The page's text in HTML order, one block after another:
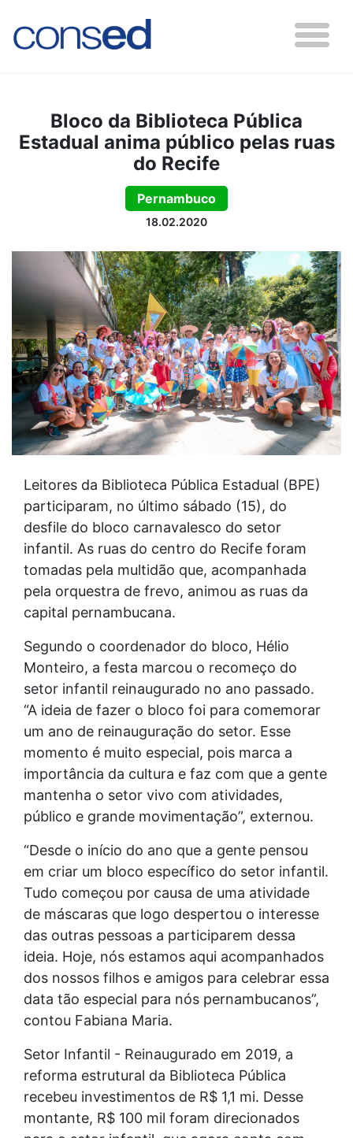
Bloco da Biblioteca Pública
Estadual anima público pelas ruas
do Recife
Pernambuco
18.02.2020
Leitores da Biblioteca Pública Estadual (BPE)
participaram, no último sábado (15), do
desfile do bloco carnavalesco do setor
infantil. As ruas do centro do Recife foram
tomadas pela multidão que, acompanhada
pela orquestra de frevo, animou as ruas da
capital pernambucana.
Segundo o coordenador do bloco, Hélio
Monteiro, a festa marcou o recomeço do
setor infantil reinaugurado no ano passado.
“A ideia de fazer o bloco foi para comemorar
um ano de reinauguração do setor. Esse
momento é muito especial, pois marca a
importância da cultura e faz com que a gente
mantenha o setor vivo com atividades,
público e grande movimentação”, externou.
“Desde o início do ano que a gente pensou
em criar um bloco específico do setor infantil.
Tudo começou por causa de uma atividade
de máscaras que logo despertou o interesse
das outras pessoas a participarem dessa
ideia. Hoje, nós estamos aqui acompanhados
dos nossos filhos e amigos para celebrar essa
data tão especial para nós pernambucanos”,
contou Fabiana Maria.
Setor Infantil - Reinaugurado em 2019, a
reforma estrutural da Biblioteca Pública
recebeu investimentos de R$ 1,1 mi. Desse
montante, R$ 100 mil foram direcionados